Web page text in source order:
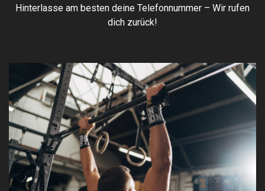
Hinterlasse am besten deine Telefonnummer – Wir rufen
dich zurück!